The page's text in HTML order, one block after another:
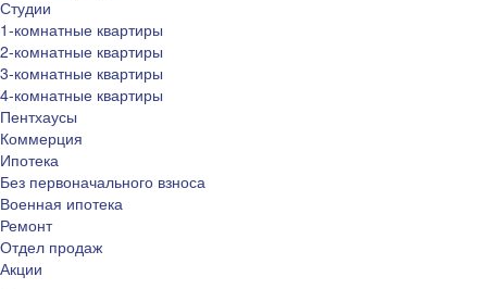
Студии
1-комнатные квартиры
2-комнатные квартиры
3-комнатные квартиры
4-комнатные квартиры
Пентхаусы
Коммерция
Ипотека
Без первоначального взноса
Военная ипотека
Ремонт
Отдел продаж
Акции